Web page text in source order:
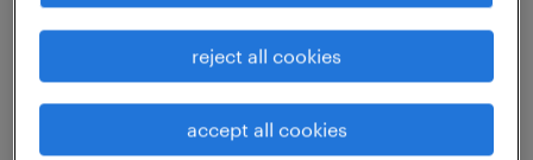
一般事務・OA事務
勤務期間
長期（3ヶ月以上）
reject all cookies
accept all cookies